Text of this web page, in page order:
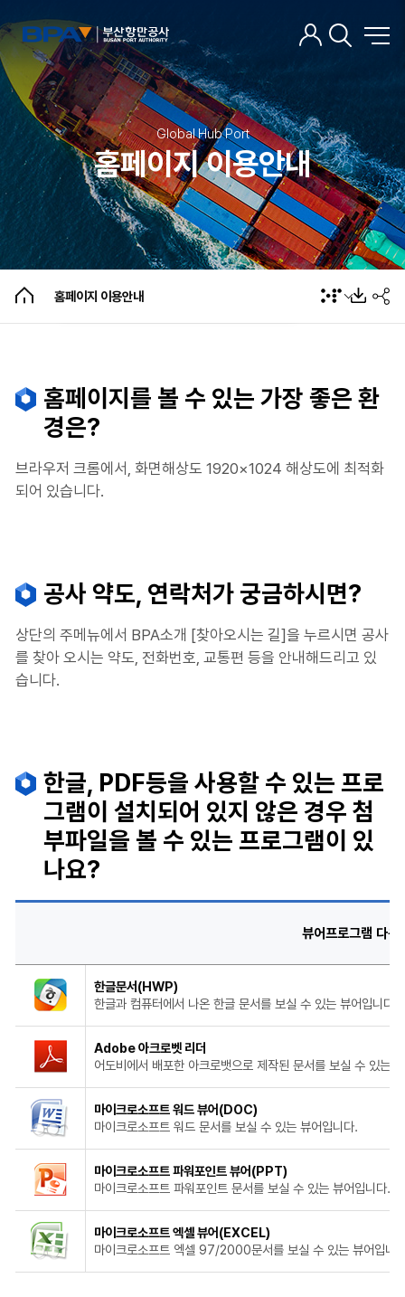
Global Hub Port
홈페이지 이용안내
홈페이지 이용안내
사이트맵
홈페이지 이용안내
개인정보처리방침
알기쉬운 개인정보처리방침
이전 개인정보처리방침
고정형 영상정보 처리기기 운영·관리 방침
홈페이지 저작권보호
홈페이지 개선의견
홈페이지를 볼 수 있는 가장 좋은 환
경은?
브라우저 크롬에서, 화면해상도 1920×1024 해상도에 최적화
되어 있습니다.
공사 약도, 연락처가 궁금하시면?
상단의 주메뉴에서 BPA소개 [찾아오시는 길]을 누르시면 공사
를 찾아 오시는 약도, 전화번호, 교통편 등을 안내해드리고 있
습니다.
한글, PDF등을 사용할 수 있는 프로
그램이 설치되어 있지 않은 경우 첨
부파일을 볼 수 있는 프로그램이 있
나요?
뷰어프로그램 다운
한글문서(HWP)
한글과 컴퓨터에서 나온 한글 문서를 보실 수 있는 뷰어입니다.
Adobe 아크로벳 리더
어도비에서 배포한 아크로뱃으로 제작된 문서를 보실 수 있는
마이크로소프트 워드 뷰어(DOC)
마이크로소프트 워드 문서를 보실 수 있는 뷰어입니다.
마이크로소프트 파워포인트 뷰어(PPT)
마이크로소프트 파워포인트 문서를 보실 수 있는 뷰어입니다.
마이크로소프트 엑셀 뷰어(EXCEL)
마이크로소프트 엑셀 97/2000문서를 보실 수 있는 뷰어입니